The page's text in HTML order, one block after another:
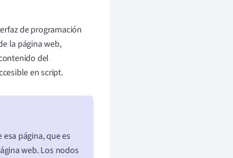
de programación
la página web,
del
en script.
página, que es
web. Los nodos